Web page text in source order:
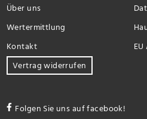
Über uns
Wertermittlung
Kontakt
Vertrag widerrufen
Folgen Sie uns auf facebook!